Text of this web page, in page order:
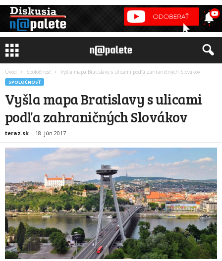
Úvod Spoločnosť Vyšla mapa Bratislavy s ulicami podľa zahraničných Slovákov
SPOLOČNOSŤ
Vyšla mapa Bratislavy s ulicami
podľa zahraničných Slovákov
teraz.sk - 18. jún 2017